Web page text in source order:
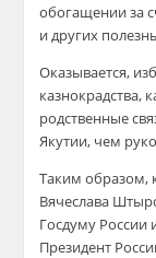
обогащении за
и других
Оказывается,
казнокрадства,
родственные
Якутии, чем
Таким образом,
Вячеслава
Госдуму России
Президент